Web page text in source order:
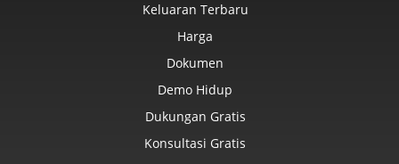
Keluaran Terbaru
Harga
Dokumen
Demo Hidup
Dukungan Gratis
Konsultasi Gratis